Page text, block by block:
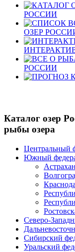
РОССИИ
ОЗЕР
РОССИИ
Каталог озер
рыбы озера
Центральный
Южный
Северо-
Сибирский
Уральский